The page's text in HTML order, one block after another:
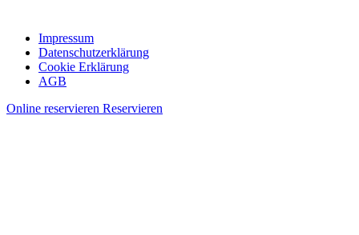
Impressum
Datenschutzerklärung
Cookie Erklärung
AGB
Online reservieren Reservieren